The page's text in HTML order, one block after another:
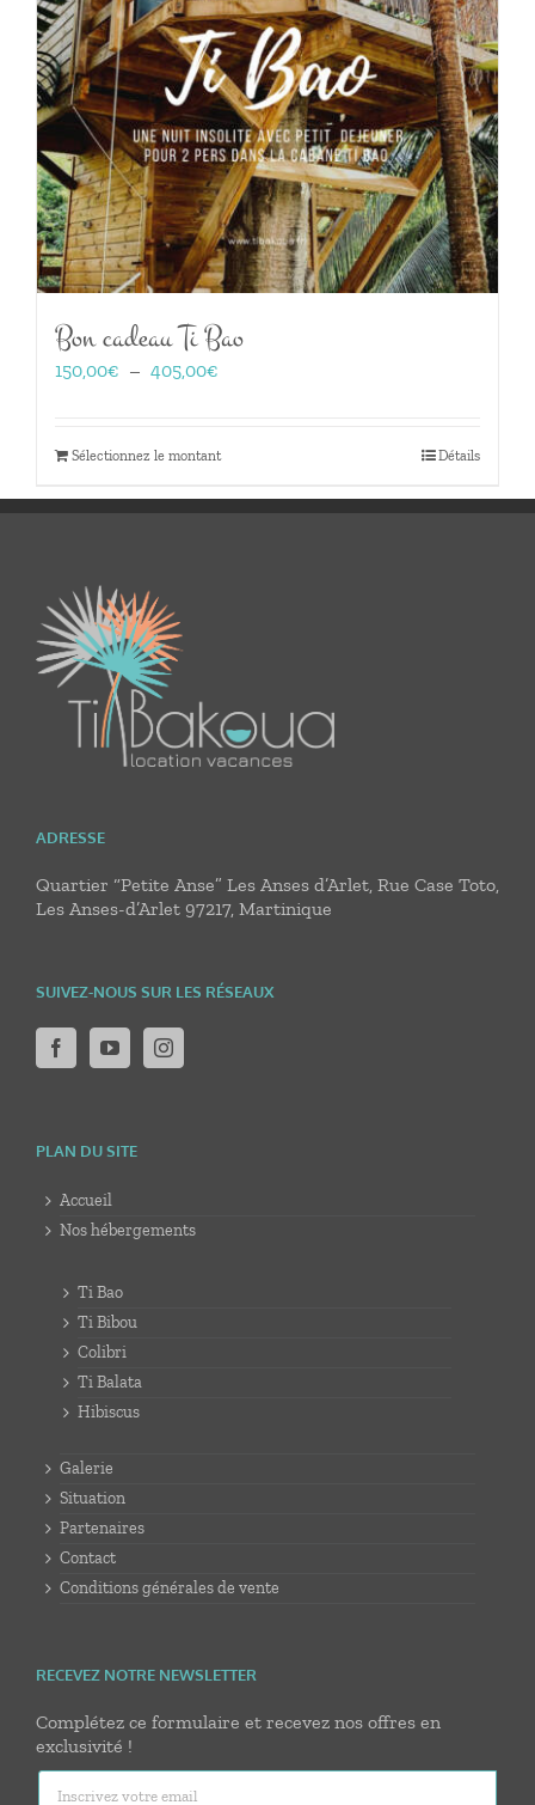
Bon cadeau Ti Bao
150,00€ – 405,00€
à
Sélectionnez le montant Détails
ADRESSE
Quartier “Petite Anse” Les Anses d’Arlet, Rue Case Toto,
Les Anses-d’Arlet 97217, Martinique
SUIVEZ-NOUS SUR LES RÉSEAUX
PLAN DU SITE
Accueil
Nos hébergements
Ti Bao
Ti Bibou
Colibri
Ti Balata
Hibiscus
Galerie
Situation
Partenaires
Contact
Conditions générales de vente
RECEVEZ NOTRE NEWSLETTER
Complétez ce formulaire et recevez nos offres en
exclusivité !